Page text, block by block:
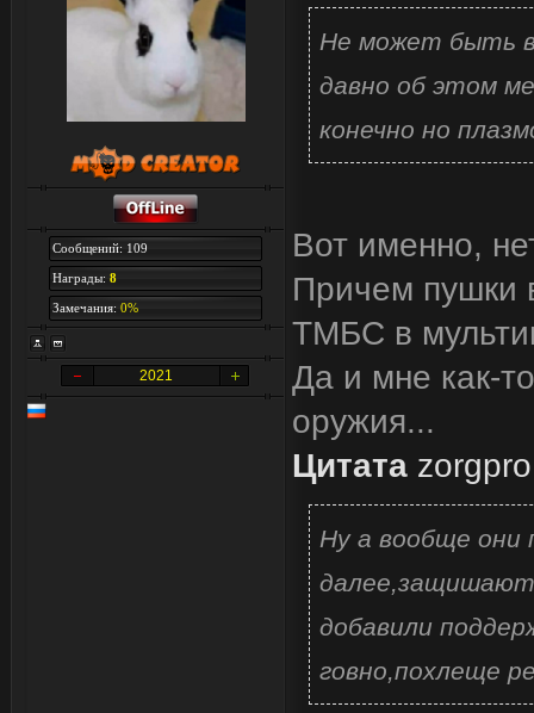
Сообщений: 109
Награды:8
Замечания:0%
2021
Не может быть
давно об этом
конечно но
Вот именно,
Причем пушки
ТМБС в
Да и мне как-
оружия...
Цитата zorgpro
Ну а вообще они
далее,защишают
добавили
говно,похлеще